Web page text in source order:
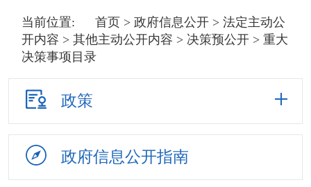
当前位置: 首页 > 政府信息公开> 法定主动公
开内容 >其他主动公开内容 > 决策预公开 > 重大
决策事项目录
政策
政府信息公开指南